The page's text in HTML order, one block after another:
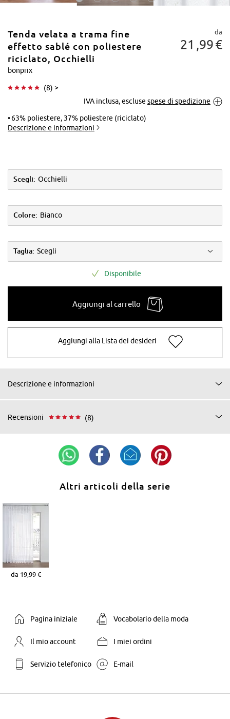
Tenda velata a trama fine
effetto sablé con poliestere
riciclato, Occhielli
bonprix
(8) >
da
21 99€
IVA inclusa, escluse spese di spedizione
63% poliestere, 37% poliestere (riciclato)
Descrizione e informazioni
Scegli: Occhielli
Colore: Bianco
Taglia: Scegli
Disponibile
Aggiungi al carrello
Aggiungi alla Lista dei desideri
Descrizione e informazioni
Recensioni (8)
Altri articoli della serie
da 19,99 €
Pagina iniziale Vocabolario della moda
Il mio account I miei ordini
Servizio telefonico E-mail